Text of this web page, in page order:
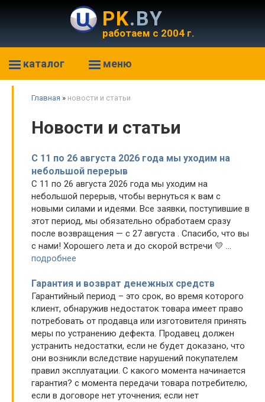
PK.BY
работаем с 2004 г.
каталог меню
Главная » новости и статьи
Новости и статьи
С 11 по 26 августа 2026 года мы уходим на
небольшой перерыв
С 11 по 26 августа 2026 года мы уходим на
небольшой перерыв, чтобы вернуться к вам с
новыми силами и идеями. Все заявки, поступившие в
этот период, мы обязательно обработаем сразу
после возвращения — с 27 августа . Спасибо, что вы
с нами! Хорошего лета и до скорой встречи 💛 ...
подробнее
Гарантия и возврат денежных средств
Гарантийный период – это срок, во время которого
клиент, обнаружив недостаток товара имеет право
потребовать от продавца или изготовителя принять
меры по устранению дефекта. Продавец должен
устранить недостатки, если не будет доказано, что
они возникли вследствие нарушений покупателем
правил эксплуатации. С какого момента начинается
гарантия? с момента передачи товара потребителю,
если в договоре нет уточнения; если нет